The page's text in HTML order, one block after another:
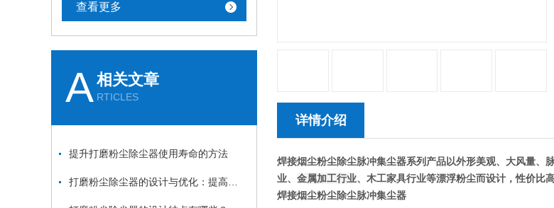
查看更多
A相关文章
RTICLES
提升打磨粉尘除尘器使用寿命的方法
详情介绍
焊接烟尘粉尘除尘脉冲集尘器系列产品以外形美观、大风量、
业、 金属加工行业、木工家具行业等漂浮粉尘而设计，性价比
焊接烟尘粉尘除尘脉冲集尘器